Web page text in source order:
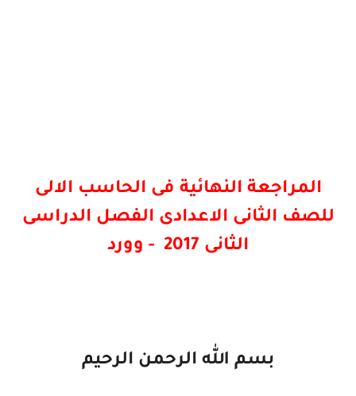
المراجعة النهائية فى الحاسب الالى
للصف الثانى الاعدادى الفصل الدراسى
الثانى 2017 - وورد
بسم الله الرحمن الرحيم